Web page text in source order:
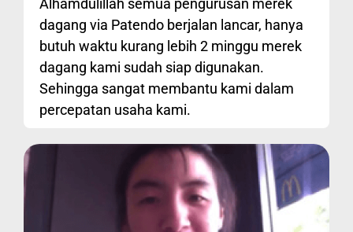
Alhamdulillah semua pengurusan merek
dagang via Patendo berjalan lancar, hanya
butuh waktu kurang lebih 2 minggu merek
dagang kami sudah siap digunakan.
Sehingga sangat membantu kami dalam
percepatan usaha kami.